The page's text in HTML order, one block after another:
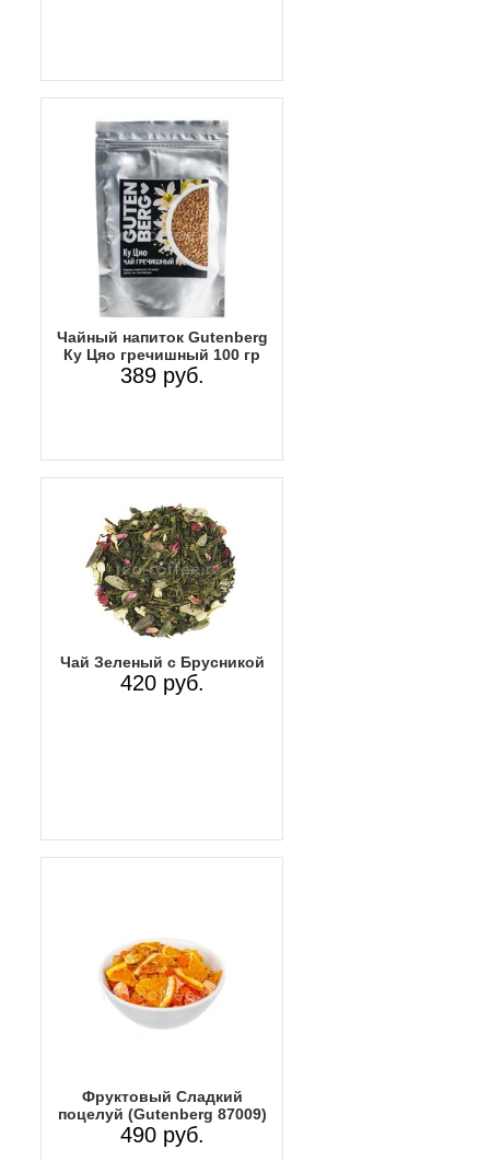
Чайный напиток Gutenberg
Ку Цяо гречишный 100 гр
389 руб.
Чай Зеленый с Брусникой
420 руб.
Фруктовый Сладкий
поцелуй (Gutenberg 87009)
490 руб.